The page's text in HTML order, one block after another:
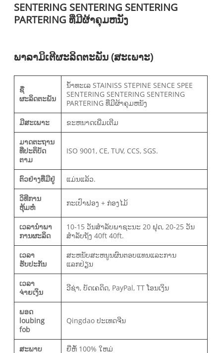
SENTERING SENTERING SENTERING
PARTERING ທີ່ມີຜ້າຄຸມຫນັງ
ພາລາມິເຕີຜະລິດຕະພັນ (ສະເພາະ)
ຊື່
ຜະລິດຕະພັນ
ນ້ໍາທະເລ STAINISS STEPINE SENCE SPEE
SENTERING SENTERING SENTERING
PARTERING ທີ່ມີຜ້າຄຸມຫນັງ
ມີສະເພາະ ຂະຫນາດເພີ່ມເຕີມ
ມາດຕະຖານ
ທີ່ປະຕິບັດ
ຕາມ
ISO 9001, CE, TUV, CCS, SGS.
ຕົວຢ່າງທີ່ມີຢູ່ ແມ່ນແລ້ວ.
ວິທີການ
ຫຸ້ມຫໍ່
ກະເປົາຟອງ + ກ່ອງໄມ້
ເວລານໍາພາ
ການຜະລິດ
10-15 ວັນສໍາລັບພາຊະນະ 20 ຟຸດ, 20-25 ວັນ
ສໍາລັບຖັງ 40ft 40ft.
ເວລາ
ຮັບປະກັນ
ສະຫນັບສະຫນູນຜົນຕອບແທນແລະການ
ແລກປ່ຽນ
ເວລາ
ຈ່າຍເງິນ
ວີຊ່າ, ບັດເຄດິດ, PayPal, TT ໂອນເງິນ
ພອດ
loubing
fob
Qingdao ປະເທດຈີນ
ສະພາບ ຍີ່ຫໍ້ 100% ໃຫມ່